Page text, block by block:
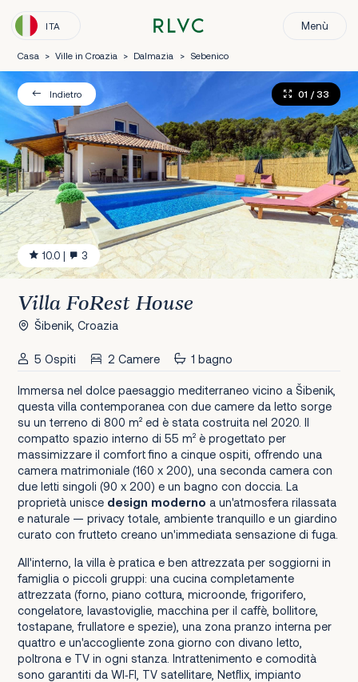
ITA Menù
Casa > Ville in Croazia > Dalmazia > Sebenico
Indietro
10.0 | 3
01 / 33
Villa FoRest House
Šibenik, Croazia
5 Ospiti 2 Camere 1 bagno
Immersa nel dolce paesaggio mediterraneo vicino a Šibenik,
questa villa contemporanea con due camere da letto sorge
su un terreno di 800 m² ed è stata costruita nel 2020. Il
compatto spazio interno di 55 m² è progettato per
massimizzare il comfort fino a cinque ospiti, offrendo una
camera matrimoniale (160 x 200), una seconda camera con
due letti singoli (90 x 200) e un bagno con doccia. La
proprietà unisce design moderno a un'atmosfera rilassata
e naturale — privacy totale, ambiente tranquillo e un giardino
curato con frutteto creano un'immediata sensazione di fuga.
All'interno, la villa è pratica e ben attrezzata per soggiorni in
famiglia o piccoli gruppi: una cucina completamente
attrezzata (forno, piano cottura, microonde, frigorifero,
congelatore, lavastoviglie, macchina per il caffè, bollitore,
tostapane, frullatore e spezie), una zona pranzo interna per
quattro e un'accogliente zona giorno con divano letto,
poltrona e TV in ogni stanza. Intrattenimento e comodità
sono garantiti da WI‑FI, TV satellitare, Netflix, impianto